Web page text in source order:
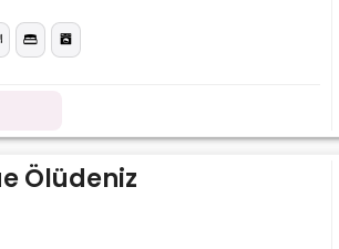
Ölüdeniz